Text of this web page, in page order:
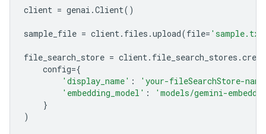
client = genai .Client()
sample_file = client. files .upload(file=
file_search_store = client. file_search_stores .
config={
'display_name' :
'your-fileSearchStore-
'embedding_model' :
'models/gemini-
}
)